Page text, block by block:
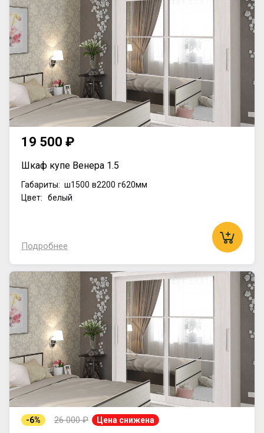
19 500 ₽
Шкаф купе Венера 1.5
Габариты: ш1500 в2200 г620мм
Цвет: белый
Подробнее
-6% 26 000 ₽ Цена снижена